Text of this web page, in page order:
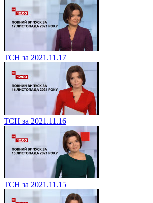
ТСН за 2021.11.17
ТСН за 2021.11.16
ТСН за 2021.11.15